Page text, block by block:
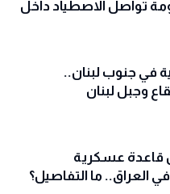
تواصل الاصطياد داخل
في جنوب لبنان..
وجبل لبنان
قاعدة عسكرية
العراق.. ما التفاصيل؟